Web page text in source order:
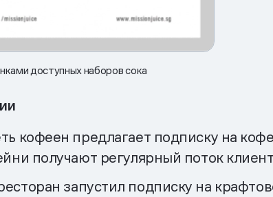
доступных наборов сока
кофеен предлагает подписку на
получают регулярный поток
запустил подписку на